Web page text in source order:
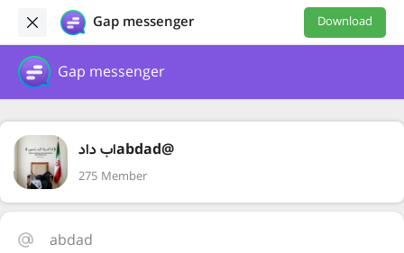
Gap messenger Download
Gap messenger
اب دادabdad@
275 Member
abdad